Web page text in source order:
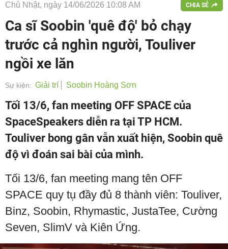
Chủ Nhật, ngày 14/06/2026 10:08 AM CHIA SẺ
Ca sĩ Soobin 'quê độ' bỏ chạy
trước cả nghìn người, Touliver
ngồi xe lăn
Sự kiện: Giải trí Soobin Hoàng Sơn
Tối 13/6, fan meeting OFF SPACE của
SpaceSpeakers diễn ra tại TP HCM.
Touliver bong gân vẫn xuất hiện, Soobin quê
độ vì đoán sai bài của mình.
Tối 13/6, fan meeting mang tên OFF
SPACE quy tụ đầy đủ 8 thành viên: Touliver,
Binz, Soobin, Rhymastic, JustaTee, Cường
Seven, SlimV và Kiên Ứng.